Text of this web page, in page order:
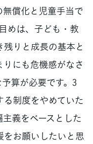
償化と児童手当で
めは、子ども・教
りと成長の基本と
にも危機感がなさ
算が必要です。3
制度をやめていた
義をベースとした
お願いしたいと思